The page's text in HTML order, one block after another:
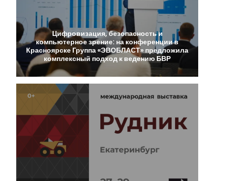
Цифровизация,безопасностьи
компьютерноезрение: на конференциив
Красноярске Группа«ЭВОБЛАСТ» предложила
комплексный подход к ведению БВР